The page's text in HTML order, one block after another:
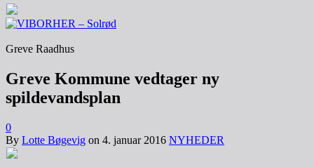
Greve Raadhus
Greve Kommune vedtager ny
spildevandsplan
0
By Lotte Bøgevig on 4. januar 2016 NYHEDER